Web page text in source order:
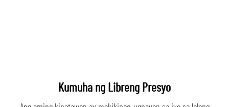
Kumuha ng Libreng Presyo